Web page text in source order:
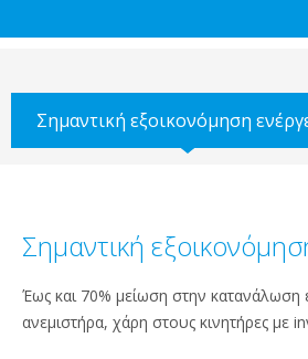
Σημαντική εξοικονόμηση
Σημαντική
Έως και 70% μείωση στην κατανάλωση
ανεμιστήρα, χάρη στους κινητήρες με